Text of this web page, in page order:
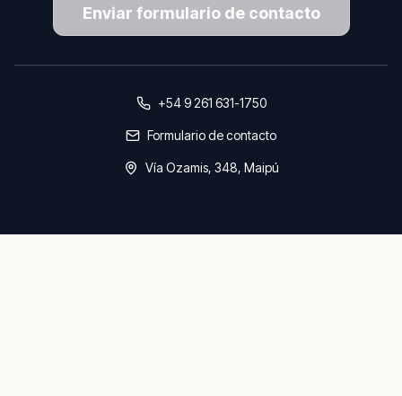
Enviar formulario de contacto
+54 9 261 631-1750
Formulario de contacto
Vía Ozamis, 348, Maipú